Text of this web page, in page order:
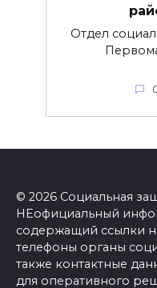
Отдел
© 2026 Социальная
НЕофициальный
содержащий ссылки
телефоны органы
также контактные
для оперативного